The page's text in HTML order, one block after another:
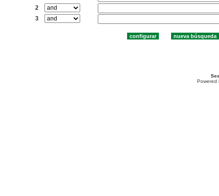
2
3
Powered